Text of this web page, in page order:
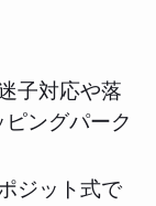
子対応や落
ングパーク
ジット式で